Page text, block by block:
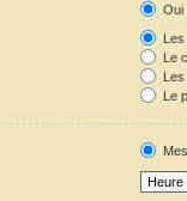
Oui
Le
Le